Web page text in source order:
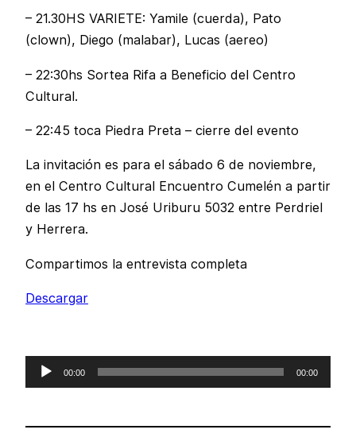
– 21.30HS VARIETE: Yamile (cuerda), Pato
(clown), Diego (malabar), Lucas (aereo)
– 22:30hs Sortea Rifa a Beneficio del Centro
Cultural.
– 22:45 toca Piedra Preta – cierre del evento
La invitación es para el sábado 6 de noviembre,
en el Centro Cultural Encuentro Cumelén a partir
de las 17 hs en José Uriburu 5032 entre Perdriel
y Herrera.
Compartimos la entrevista completa
Descargar
Reproductor
de
00:00 00:00